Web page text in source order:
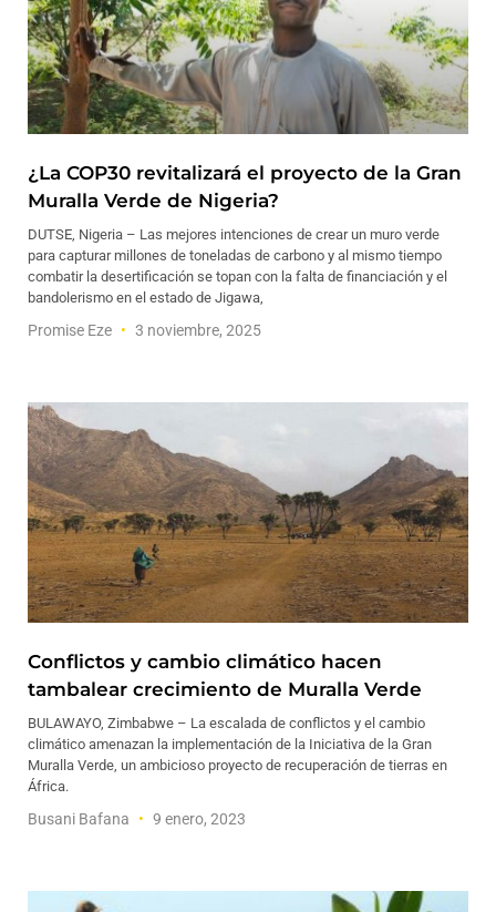
¿La COP30 revitalizará el proyecto de la Gran
Muralla Verde de Nigeria?
DUTSE, Nigeria – Las mejores intenciones de crear un muro verde
para capturar millones de toneladas de carbono y al mismo tiempo
combatir la desertificación se topan con la falta de financiación y el
bandolerismo en el estado de Jigawa,
Promise Eze 3 noviembre, 2025
Conflictos y cambio climático hacen
tambalear crecimiento de Muralla Verde
BULAWAYO, Zimbabwe – La escalada de conflictos y el cambio
climático amenazan la implementación de la Iniciativa de la Gran
Muralla Verde, un ambicioso proyecto de recuperación de tierras en
África.
Busani Bafana 9 enero, 2023